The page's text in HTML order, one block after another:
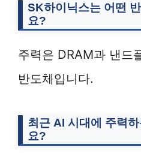
SK하이닉스는 어떤
요?
주력은 DRAM과 낸드
반도체입니다.
최근 AI 시대에 주력
요?